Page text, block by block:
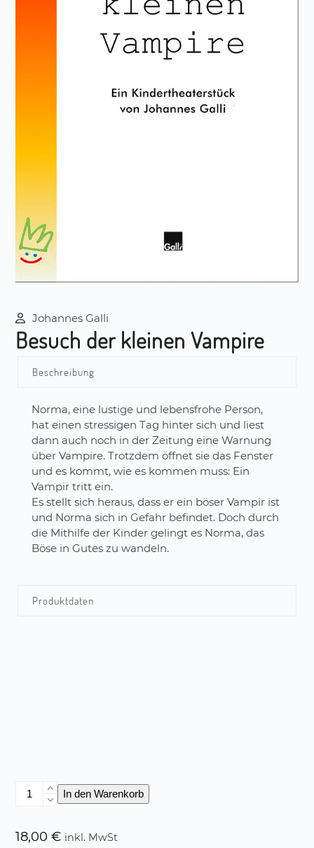
Johannes Galli
Besuch der kleinen Vampire
Beschreibung
Norma, eine lustige und lebensfrohe Person,
hat einen stressigen Tag hinter sich und liest
dann auch noch in der Zeitung eine Warnung
über Vampire. Trotzdem öffnet sie das Fenster
und es kommt, wie es kommen muss: Ein
Vampir tritt ein.
Es stellt sich heraus, dass er ein böser Vampir ist
und Norma sich in Gefahr befindet. Doch durch
die Mithilfe der Kinder gelingt es Norma, das
Böse in Gutes zu wandeln.
Produktdaten
Besuch
Vampire
In den Warenkorb
18,00€ inkl. MwSt